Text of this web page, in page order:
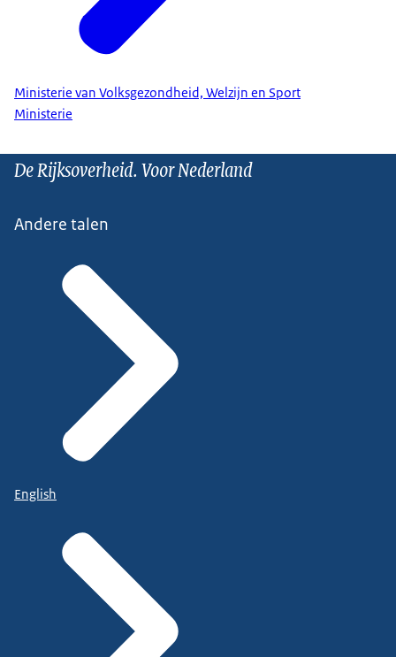
Ministerie van Volksgezondheid, Welzijn en Sport
Ministerie
De Rijksoverheid. Voor Nederland
Andere talen
English